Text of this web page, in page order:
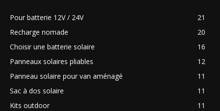
Pour batterie 12V / 24V
21
Recharge nomade
20
Choisir une batterie solaire
16
Panneaux solaires pliables
12
Panneau solaire pour van aménagé
11
Sac à dos solaire
11
Kits outdoor
11